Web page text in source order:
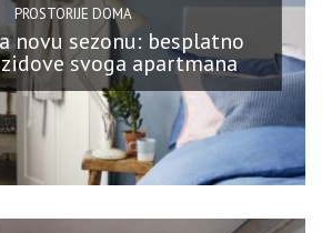
PROSTORIJE DOMA
novu sezonu: besplatno
svoga apartmana